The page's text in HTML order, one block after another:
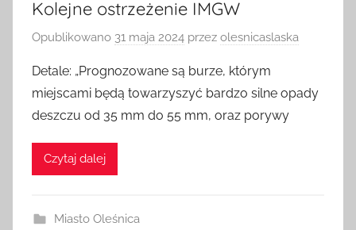
Kolejne ostrzeżenie IMGW
Opublikowano 31 maja 2024 przez olesnicaslaska
Detale: „Prognozowane są burze, którym
miejscami będą towarzyszyć bardzo silne opady
deszczu od 35 mm do 55 mm, oraz porywy
Czytaj dalej
Miasto Oleśnica